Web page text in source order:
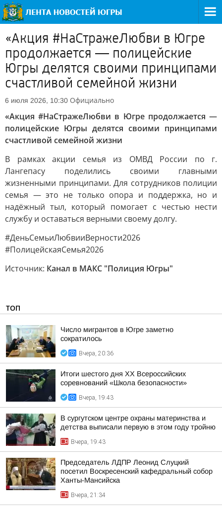
«Акция #НаСтражеЛюбви в Югре
продолжается — полицейские
Югры делятся своими принципами
счастливой семейной жизни
6 июля 2026, 10:30 Официально
«Акция #НаСтражеЛюбви в Югре продолжается —
полицейские Югры делятся своими принципами
счастливой семейной жизни
В рамках акции семья из ОМВД России по г.
Лангепасу поделились своими главными
жизненными принципами. Для сотрудников полиции
семья — это не только опора и поддержка, но и
надёжный тыл, который помогает с честью нести
службу и оставаться верными своему долгу.
#ДеньСемьиЛюбвииВерности2026
#ПолицейскаяСемья2026
Источник: Канал в МАКС "Полиция Югры"
ТОП
Число мигрантов в Югре заметно
сократилось
Вчера, 20:36
Итоги шестого дня XX Всероссийских
соревнований «Школа безопасности»
Вчера, 19:43
В сургутском центре охраны материнства и
детства выписали первую в этом году тройню
Вчера, 19:43
Председатель ЛДПР Леонид Слуцкий
посетил Воскресенский кафедральный собор
Ханты-Мансийска
Вчера, 21:34